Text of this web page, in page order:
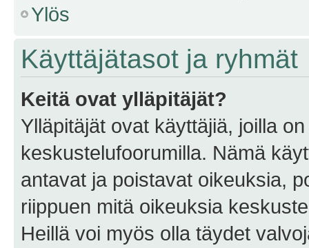
Ylös
Käyttäjätasot ja ryhmät
Keitä ovat ylläpitäjät?
Ylläpitäjät ovat käyttäjiä, joilla
keskustelufoorumilla. Nämä
antavat ja poistavat oikeuksia,
riippuen mitä oikeuksia
Heillä voi myös olla täydet